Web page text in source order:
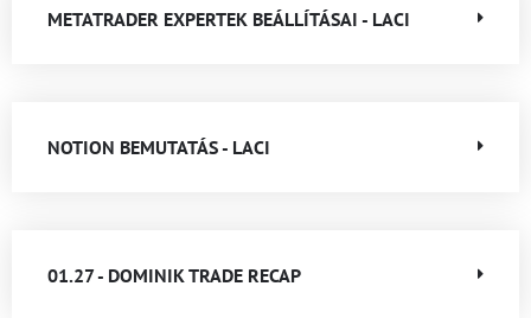
METATRADER EXPERTEK BEÁLLÍTÁSAI - LACI
NOTION BEMUTATÁS - LACI
01.27 - DOMINIK TRADE RECAP